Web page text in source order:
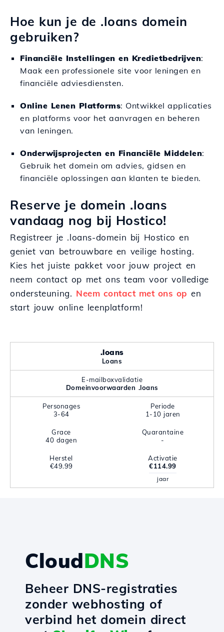
Hoe kun je de .loans domein
gebruiken?
Financiële Instellingen en Kredietbedrijven:
Maak een professionele site voor leningen en
financiële adviesdiensten.
Online Lenen Platforms: Ontwikkel applicaties
en platforms voor het aanvragen en beheren
van leningen.
Onderwijsprojecten en Financiële Middelen:
Gebruik het domein om advies, gidsen en
financiële oplossingen aan klanten te bieden.
Reserve je domein .loans
vandaag nog bij Hostico!
Registreer je .loans-domein bij Hostico en
geniet van betrouwbare en veilige hosting.
Kies het juiste pakket voor jouw project en
neem contact op met ons team voor volledige
ondersteuning. Neem contact met ons op en
start jouw online leenplatform!
.loans
Loans
E-mailboxvalidatie
Domeinvoorwaarden .loans
Personages
3-64
Periode
1-10 jaren
Grace
40 dagen
Quarantaine
-
Herstel
€49.99
Activatie
€114.99
jaar
CloudDNS
Beheer DNS-registraties
zonder webhosting of
verbind het domein direct